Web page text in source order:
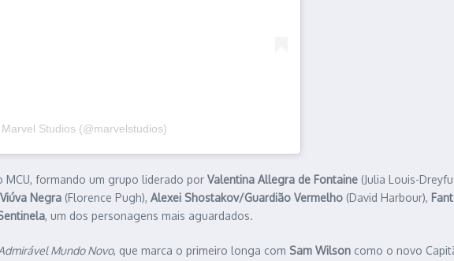
Studios (@marvelstudios)
formando um grupo liderado por Valentina Allegra de Fontaine (Julia Louis-
Negra (Florence Pugh), Alexei Shostakov/Guardião Vermelho (David Harbour),
, um dos personagens mais aguardados.
Mundo Novo, que marca o primeiro longa com Sam Wilson como o novo